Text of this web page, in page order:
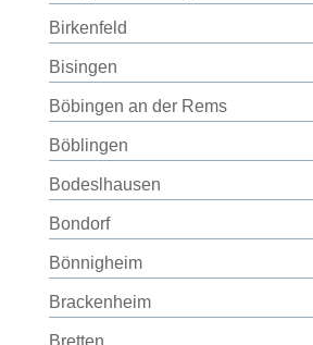
Birkenfeld
Bisingen
Böbingen an der Rems
Böblingen
Bodeslhausen
Bondorf
Bönnigheim
Brackenheim
Bretten